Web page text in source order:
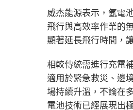
威杰能源表示，氫電
飛行與高效率作業的
顯著延長飛行時間，
相較傳統需進行充電
適用於緊急救災、邊
場持續升溫，不論在
電池技術已經展現出